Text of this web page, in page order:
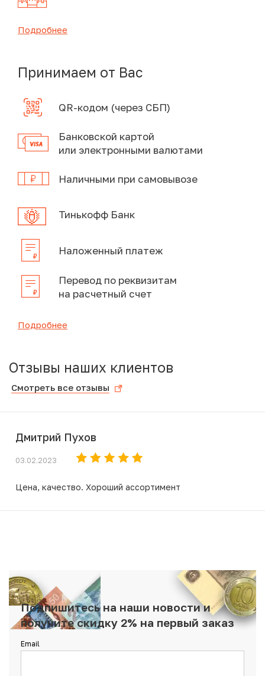
Подробнее
Принимаем от Вас
QR-кодом (через СБП)
Банковской картой
или электронными валютами
Наличными при самовывозе
Тинькофф Банк
Наложенный платеж
Перевод по реквизитам
на расчетный счет
Подробнее
Отзывы наших клиентов
Смотреть все отзывы
Дмитрий Пухов
03.02.2023
Цена, качество. Хороший ассортимент
Подпишитесь на наши новости и
получите скидку 2% на первый заказ
Email